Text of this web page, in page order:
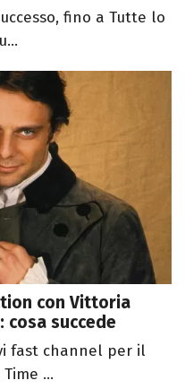
fino a Tutte lo
con Vittoria
cosa succede
fast channel per il
...